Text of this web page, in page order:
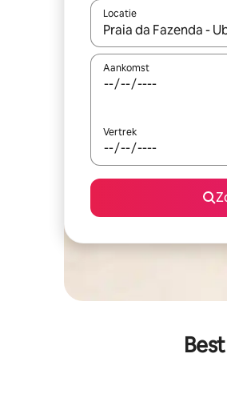
Locatie
Wanneer er resultaten
Aankomst
Vertrek